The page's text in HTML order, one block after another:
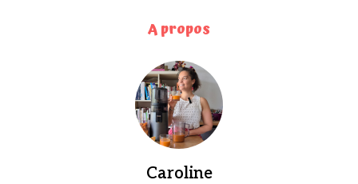
A propos
Caroline